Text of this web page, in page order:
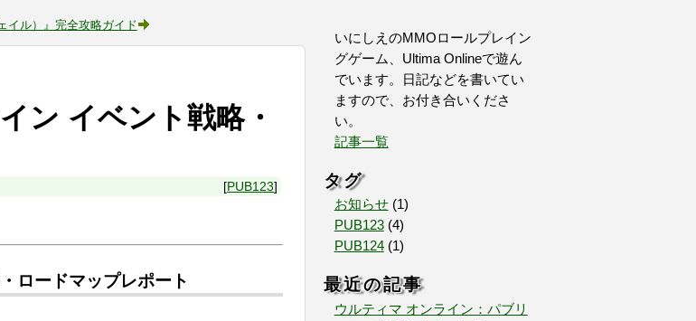
イル）』完全攻略ガイド
ン イベント戦略・
PUB123
ロードマップレポート
いにしえのMMOロールプレイン
グゲーム、Ultima Onlineで遊ん
でいます。日記などを書いてい
ますので、お付き合いくださ
い。
記事一覧
タグ
お知らせ (1)
PUB123 (4)
PUB124 (1)
最近の記事
ウルティマ オンライン：パブリ